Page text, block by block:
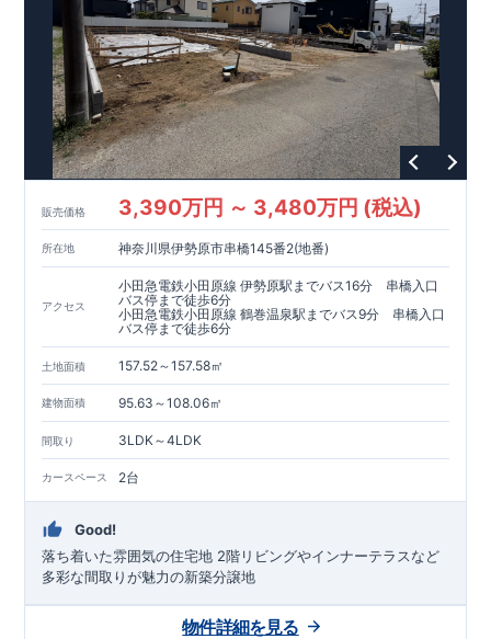
施。お引渡しからが本当のお付き合いだと考え、アフターサー
ビスを外部の業者に委託せず、東栄住宅グループ「東栄ホーム
サービス株式会社」にて責任をもって対応いたします。
販売価格 3,390万円 ～ 3,480万円 (税込)
所在地 神奈川県伊勢原市串橋145番2(地番)
アクセス
小田急電鉄小田原線 伊勢原駅までバス16分 串橋入口
バス停まで徒歩6分
小田急電鉄小田原線 鶴巻温泉駅までバス9分 串橋入口
バス停まで徒歩6分
土地面積 157.52～157.58㎡
建物面積 95.63～108.06㎡
間取り 3LDK～4LDK
カースペース 2台
Good!
落ち着いた雰囲気の住宅地 2階リビングやインナーテラスなど
多彩な間取りが魅力の新築分譲地
物件詳細を見る